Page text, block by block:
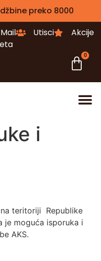
preko 8000
Mail Utisci
Akcije
0
i
teritoriji Republike
je moguća isporuka i
AKS.